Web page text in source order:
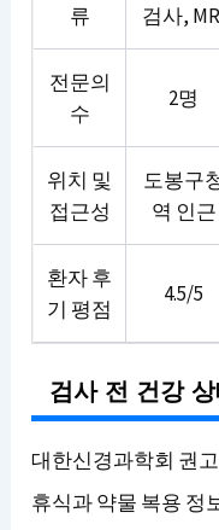
류
검사,
전문의
수
2명
위치 및
접근성
도봉구
역 인근
환자 후
기 평점
4.5/5
검사 전 건강
대한신경과학회 권
휴식과 약물 복용 정